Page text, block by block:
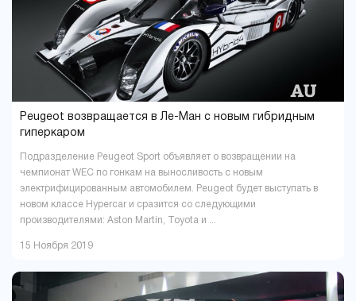
Peugeot возвращается в Ле-Ман с новым гибридным
гиперкаром
Подразделение Peugeot Sport объявляет о возвращении на
чемпионат WEC по гонкам на выносливость с новым
электрифицированным автомобилем. Peugeot будет выступать в
новом классе Hypercar и сразится со следующими
производителями: Aston Martin, Toyota и ...
15 Ноября 2019